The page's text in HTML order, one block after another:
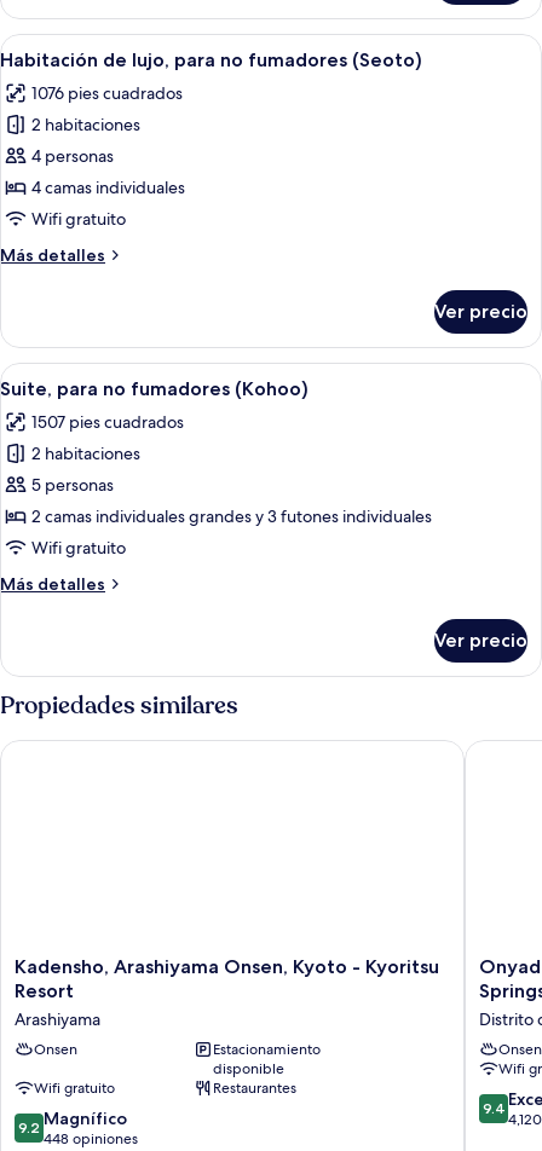
de
lujo
(Honami)
Abrir
todas
las
fotos
de
Habitación
de
para
(Seoto)
Un jacuzzi con borde de madera,
7
Habitación de lujo, para no fumadores (Seoto)
1076 pies cuadrados
2 habitaciones
4 personas
4 camas individuales
Wifi gratuito
Más detalles
Más
de
lujo,
para
fumadores
(Seoto)
Ver precio
Abrir
todas
las
fotos
de
Suite,
para
fumadores
Un baño moderno y minimalista con
17
Suite, para no fumadores (Kohoo)
1507 pies cuadrados
2 habitaciones
5 personas
2 camas individuales grandes y 3 futones individuales
Wifi gratuito
Más detalles
Más
para
no
fumadores
(Kohoo)
Ver precio
Propiedades similares
Kadensho,
Arashiyama
Kyoto
-
Resort
Arashiyama
Kadensho, Arashiyama Onsen, Kyoto - Kyoritsu
Resort
Arashiyama
Onsen
Estacionamiento
disponible
Wifi gratuito
Restaurantes
9.2
de
9.2 Magnífico
448 opiniones
Kadensho, Arashiyama Onsen, Kyoto - Kyoritsu Resort
Onyado
Nono
Natural
Hot
Springs
Distrito
de
Distrito
Onsen
Wifi
9.4
de
9.4
Onyado